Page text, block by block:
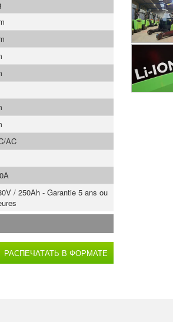
РАСПЕЧАТАТЬ В ФОРМАТЕ
AC
/ 250Ah - Garantie 5 ans ou